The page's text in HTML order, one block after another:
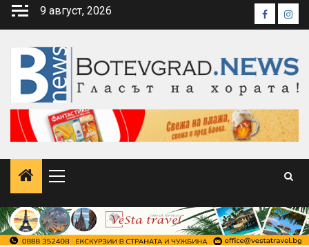
Skip
9 август, 2026 Facebook
Primary